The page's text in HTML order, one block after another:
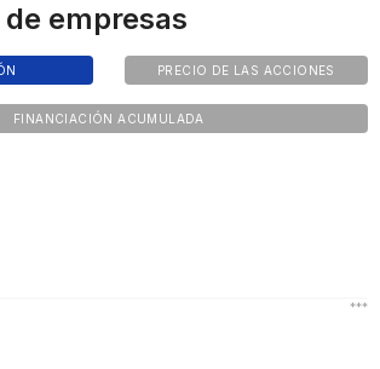
empresas
PRECIO DE LAS ACCIONES
FINANCIACIÓN ACUMULADA